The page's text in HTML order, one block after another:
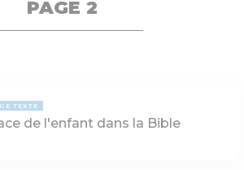
PAGE 2
TEXTE
de l'enfant dans la Bible